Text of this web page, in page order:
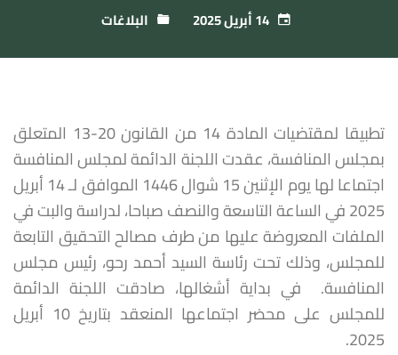
البلاغات
تطبيقا لمقتضيات المادة 14 من القانون 20-13 المتعلق
بمجلس المنافسة، عقدت اللجنة الدائمة لمجلس المنافسة
اجتماعا لها يوم الإثنين 15 شوال 1446 الموافق لـ 14 أبريل
2025 في الساعة التاسعة والنصف صباحا، لدراسة والبت في
الملفات المعروضة عليها من طرف مصالح التحقيق التابعة
للمجلس، وذلك تحت رئاسة السيد أحمد رحو، رئيس مجلس
المنافسة. في بداية أشغالها، صادقت اللجنة الدائمة
للمجلس على محضر اجتماعها المنعقد بتاريخ 10 أبريل
2025.